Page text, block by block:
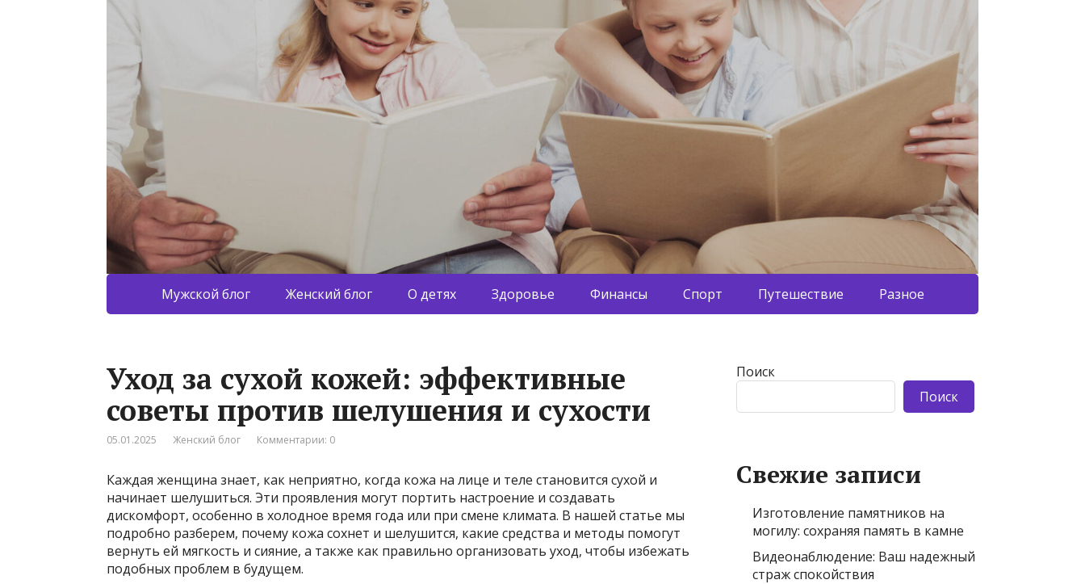
Мужской блог Женский блог О детях Здоровье Финансы Спорт Путешествие Разное
Уход за сухой кожей: эффективные
советы против шелушения и сухости
05.01.2025 Женский блог Комментарии: 0
Каждая женщина знает, как неприятно, когда кожа на лице и теле становится сухой и
начинает шелушиться. Эти проявления могут портить настроение и создавать
дискомфорт, особенно в холодное время года или при смене климата. В нашей статье мы
подробно разберем, почему кожа сохнет и шелушится, какие средства и методы помогут
вернуть ей мягкость и сияние, а также как правильно организовать уход, чтобы избежать
подобных проблем в будущем.
Поиск
Поиск
Свежие записи
Изготовление памятников на
могилу: сохраняя память в камне
Видеонаблюдение: Ваш надежный
страж спокойствия